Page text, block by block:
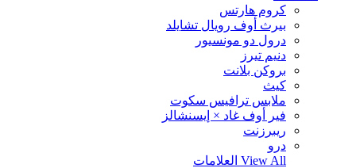
كروم هارتس
بيرث أوف رويال تشايلد
درول دو مونسيور
دنيم تيرز
بروكن بلانت
كيث
ملابس ترافيس سكوت
فير أوف غاد × إيسنشالز
ريبرزنت
درو
View All العلامات